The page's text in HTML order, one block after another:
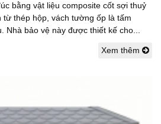
bằng vật liệu composite cốt sợi thuỷ
thép hộp, vách tường ốp là tấm
Nhà bảo vệ này được thiết kế cho...
Xem thêm